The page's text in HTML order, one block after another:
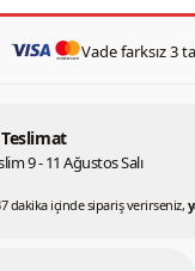
Vade farksız 3
9 - 11 Ağustos Salı
dakika içinde sipariş verirseniz,